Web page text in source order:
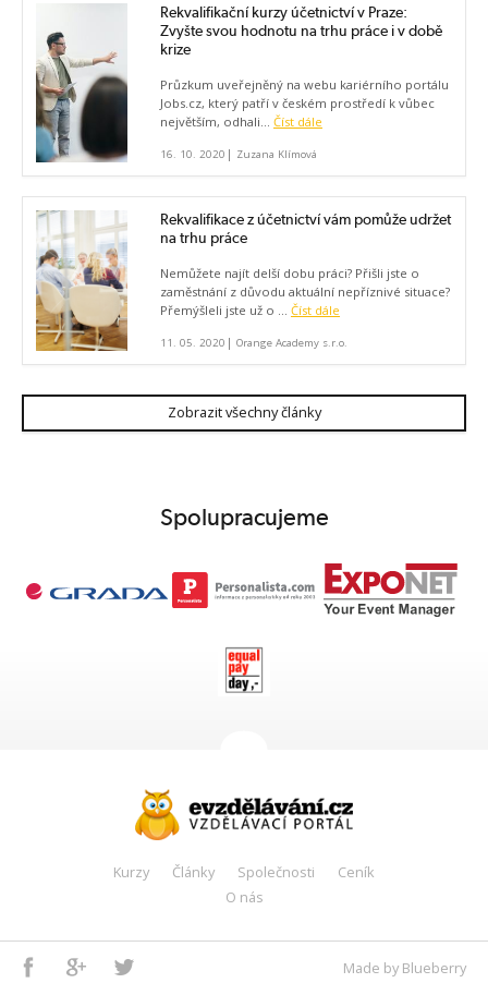
Rekvalifikační kurzy účetnictví v Praze:
Zvyšte svou hodnotu na trhu práce i v době
krize
Průzkum uveřejněný na webu kariérního portálu
Jobs.cz, který patří v českém prostředí k vůbec
největším, odhali... Číst dále
16. 10. 2020 | Zuzana Klímová
Rekvalifikace z účetnictví vám pomůže udržet
na trhu práce
Nemůžete najít delší dobu práci? Přišli jste o
zaměstnání z důvodu aktuální nepříznivé situace?
Přemýšleli jste už o ... Číst dále
11. 05. 2020 | Orange Academy s.r.o.
Zobrazit všechny články
Spolupracujeme
Kurzy Články Společnosti
Ceník
O nás
Facebook
Google+ Made by Blueberry